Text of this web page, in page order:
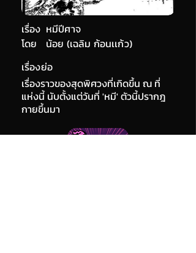
เรื่อง หมีปีศาจ
น้อย (เฉลิม ก้อนเเก้ว)
โดย
เรื่องย่อ
เรื่องราวของสุดพิศวงที่เกิดขึ้น ณ ที่
แห่งนี้ นับตั้งแต่วันที่ 'หมี' ตัวนี้ปรากฎ
กายขึ้นมา